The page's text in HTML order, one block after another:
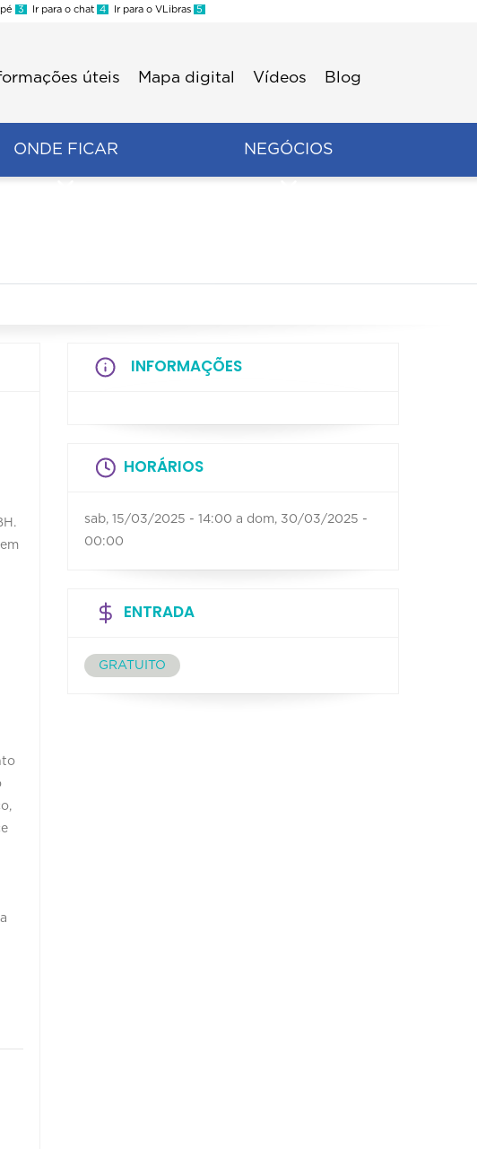
3 Ir para o chat 4 Ir para o VLibras 5
úteis Mapa digital Vídeos Blog
ONDE FICAR NEGÓCIOS
INFORMAÇÕES
HORÁRIOS
sab, 15/03/2025 - 14:00 a dom, 30/03/2025 -
00:00
ENTRADA
GRATUITO